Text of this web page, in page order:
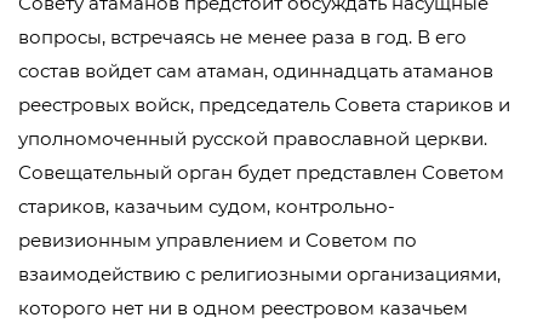
вопросы, встречаясь не менее раза в год. В его
состав войдет сам атаман, одиннадцать атаманов
реестровых войск, председатель Совета стариков и
уполномоченный русской православной церкви.
Совещательный орган будет представлен Советом
стариков, казачьим судом, контрольно-
ревизионным управлением и Советом по
взаимодействию с религиозными организациями,
которого нет ни в одном реестровом казачьем